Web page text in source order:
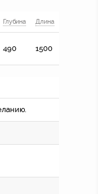
Глубина Длина
490 1500